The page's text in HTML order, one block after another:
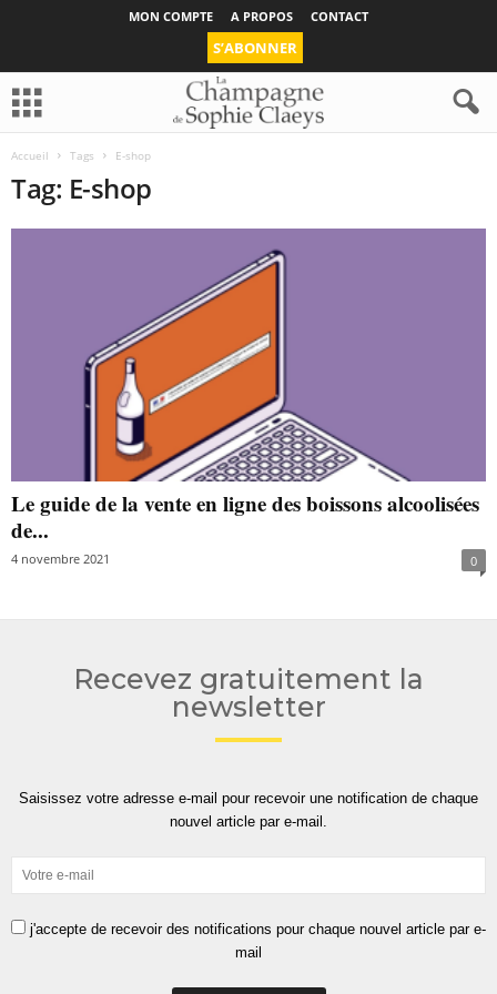
MON COMPTE A PROPOS CONTACT
S’ABONNER
Accueil Tags E-shop
Tag: E-shop
Le guide de la vente en ligne des boissons alcoolisées
de...
4 novembre 2021 0
Recevez gratuitement la
newsletter
Saisissez votre adresse e-mail pour recevoir une notification de chaque
nouvel article par e-mail.
j'accepte de recevoir des notifications pour chaque nouvel article par e-
mail